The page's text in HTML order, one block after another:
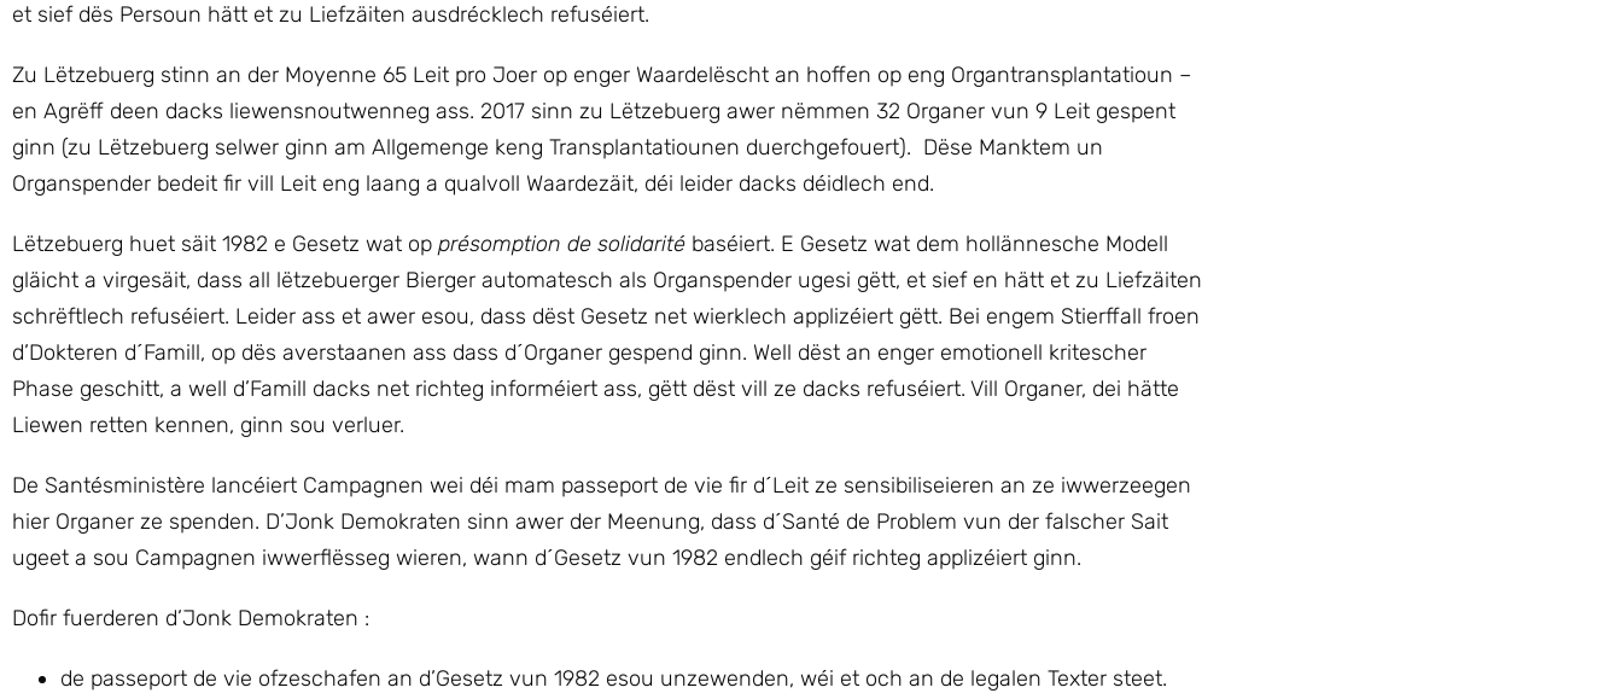
et sief dës Persoun hätt et zu Liefzäiten ausdrécklech refuséiert.
Zu Lëtzebuerg stinn an der Moyenne 65 Leit pro Joer op enger Waardelëscht an hoffen op eng Organtransplantatioun –
en Agrëff deen dacks liewensnoutwenneg ass. 2017 sinn zu Lëtzebuerg awer nëmmen 32 Organer vun 9 Leit gespent
ginn (zu Lëtzebuerg selwer ginn am Allgemenge keng Transplantatiounen duerchgefouert). Dëse Manktem un
Organspender bedeit fir vill Leit eng laang a qualvoll Waardezäit, déi leider dacks déidlech end.
Lëtzebuerg huet säit 1982 e Gesetz wat op présomption de solidarité baséiert. E Gesetz wat dem hollännesche Modell
gläicht a virgesäit, dass all lëtzebuerger Bierger automatesch als Organspender ugesi gëtt, et sief en hätt et zu Liefzäiten
schrëftlech refuséiert. Leider ass et awer esou, dass dëst Gesetz net wierklech applizéiert gëtt. Bei engem Stierffall froen
d’Dokteren d´Famill, op dës averstaanen ass dass d´Organer gespend ginn. Well dëst an enger emotionell kritescher
Phase geschitt, a well d’Famill dacks net richteg informéiert ass, gëtt dëst vill ze dacks refuséiert. Vill Organer, dei hätte
Liewen retten kennen, ginn sou verluer.
De Santésministère lancéiert Campagnen wei déi mam passeport de vie fir d´Leit ze sensibiliseieren an ze iwwerzeegen
hier Organer ze spenden. D’Jonk Demokraten sinn awer der Meenung, dass d´Santé de Problem vun der falscher Sait
ugeet a sou Campagnen iwwerflësseg wieren, wann d´Gesetz vun 1982 endlech géif richteg applizéiert ginn.
Dofir fuerderen d’Jonk Demokraten :
de passeport de vie ofzeschafen an d’Gesetz vun 1982 esou unzewenden, wéi et och an de legalen Texter steet.